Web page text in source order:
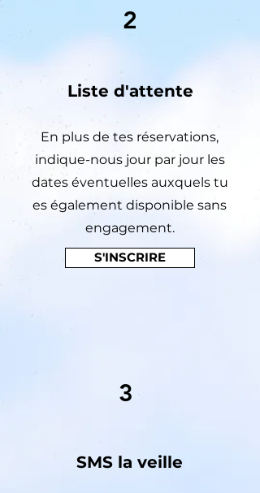
2
Liste d'attente
En plus de tes réservations,
indique-nous jour par jour les
dates éventuelles auxquels tu
es également disponible sans
engagement.
S'INSCRIRE
3
SMS la veille